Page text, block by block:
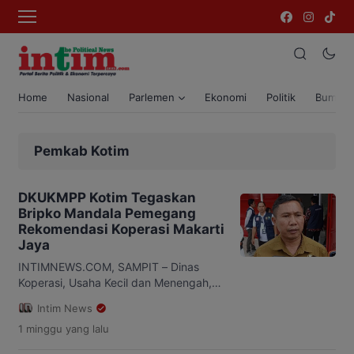
Home Nasional Parlemen Ekonomi Politik Bumi
Pemkab Kotim
DKUKMPP Kotim Tegaskan
Bripko Mandala Pemegang
Rekomendasi Koperasi Makarti
Jaya
INTIMNEWS.COM, SAMPIT – Dinas
Koperasi, Usaha Kecil dan Menengah,
(DKUKMPP) Kabupaten Kotawaringin
Timur (Kotim) menegaskan hanya
Intim News
1 minggu yang lalu